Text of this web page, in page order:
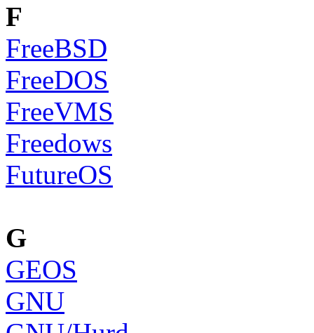
F
FreeBSD
FreeDOS
FreeVMS
Freedows
FutureOS
G
GEOS
GNU